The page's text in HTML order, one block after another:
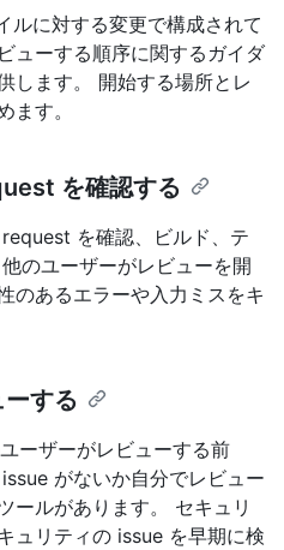
に対する変更で構成されて
ューする順序に関するガイダ
します。 開始する場所とレ
ます。
を確認する
を確認、ビルド、テ
のユーザーがレビューを開
のあるエラーや入力ミスをキ
する
ーザーがレビューする前
がないか自分でレビュー
ールがあります。 セキュリ
ュリティの issue を早期に検